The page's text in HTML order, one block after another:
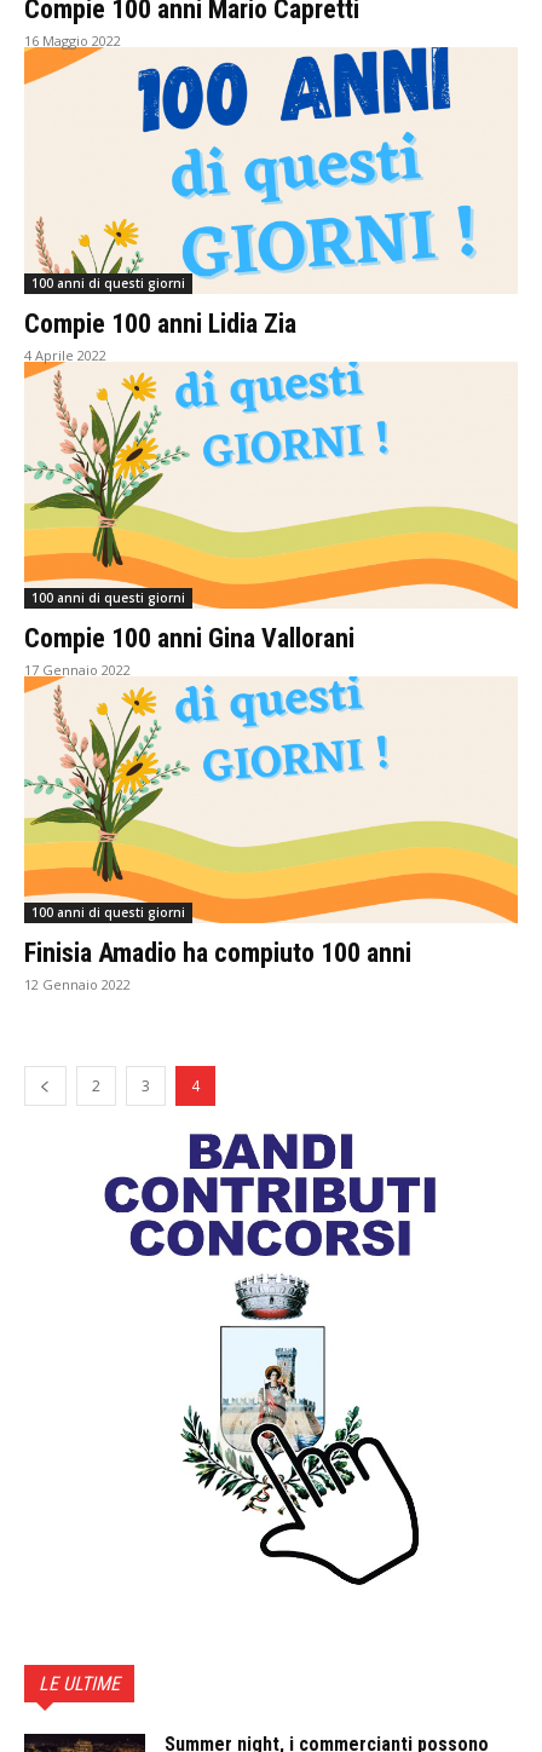
Compie 100 anni Mario Capretti
16 Maggio 2022
100 anni di questi giorni
Compie 100 anni Lidia Zia
4 Aprile 2022
100 anni di questi giorni
Compie 100 anni Gina Vallorani
17 Gennaio 2022
100 anni di questi giorni
Finisia Amadio ha compiuto 100 anni
12 Gennaio 2022
2 3 4
LE ULTIME
Summer night, i commercianti possono